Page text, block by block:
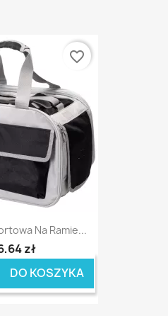
Na Ramie...
zł
DO KOSZYKA
favorite_border